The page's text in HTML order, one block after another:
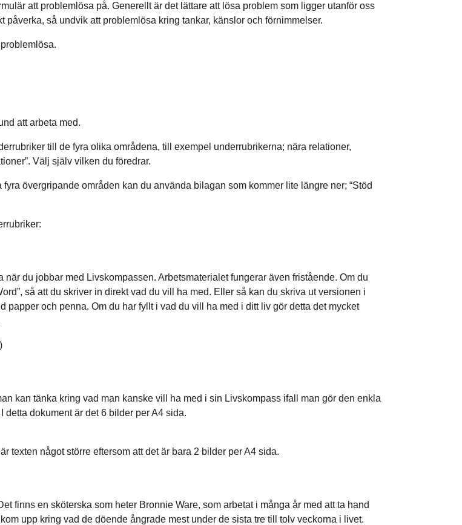
att problemlösa på. Generellt är det lättare att lösa problem som ligger utanför oss
så undvik att problemlösa kring tankar, känslor och förnimmelser.
att arbeta med.
till de fyra olika områdena, till exempel underrubrikerna; nära relationer,
Välj själv vilken du föredrar.
övergripande områden kan du använda bilagan som kommer lite längre ner; “Stöd
du jobbar med Livskompassen. Arbetsmaterialet fungerar även fristående. Om du
så att du skriver in direkt vad du vill ha med. Eller så kan du skriva ut versionen i
papper och penna. Om du har fyllt i vad du vill ha med i ditt liv gör detta det mycket
kan tänka kring vad man kanske vill ha med i sin Livskompass ifall man gör den enkla
detta dokument är det 6 bilder per A4 sida.
texten något större eftersom att det är bara 2 bilder per A4 sida.
finns en sköterska som heter Bronnie Ware, som arbetat i många år med att ta hand
upp kring vad de döende ångrade mest under de sista tre till tolv veckorna i livet.